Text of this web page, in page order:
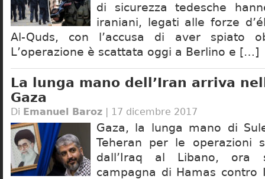
di sicurezza tedesche
iraniani, legati alle forze
Al-Quds, con l’accusa di aver spiato
L’operazione è scattata oggi a Berlino e […]
La lunga mano dell’Iran arriva
Gaza
Di Emanuel Baroz | 17 dicembre 2017
Gaza, la lunga mano di
Teheran per le operazioni
dall’Iraq al Libano, ora
campagna di Hamas contro